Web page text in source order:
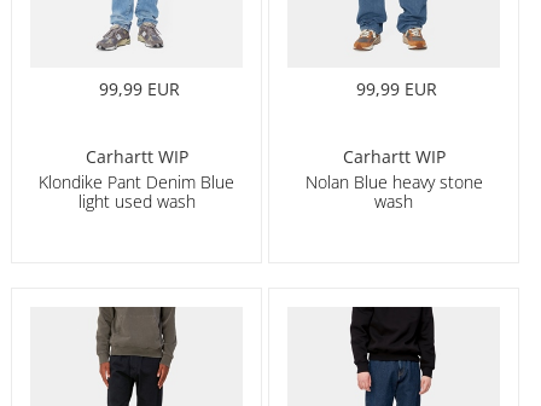
99,99 EUR
Carhartt WIP
Klondike Pant Denim Blue
light used wash
99,99 EUR
Carhartt WIP
Nolan Blue heavy stone
wash